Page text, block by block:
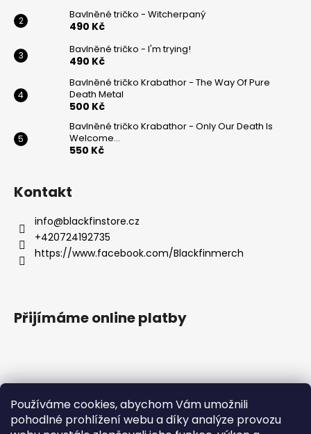
Používáme cookies, abychom Vám umožnili
pohodlné prohlížení webu a díky analýze provozu
s
Bavlněné tričko - Witcherpaný
490 Kč
Bavlněné tričko - I'm trying!
490 Kč
Bavlněné tričko Krabathor - The Way Of Pure
Death Metal
500 Kč
Bavlněné tričko Krabathor - Only Our Death Is
Welcome...
550 Kč
Kontakt
info@blackfinstore.cz
+420724192735
https://www.facebook.com/Blackfinmerch
Přijímáme online platby
Základní zásady ochrany osobních údajů |